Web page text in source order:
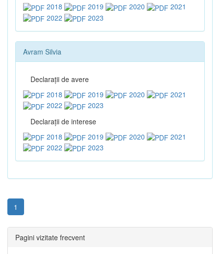
2018
2019 2020
2021
2022
2023
Avram Silvia
Declaraţii de avere
2018
2019 2020
2021
2022
2023
Declaraţii de interese
2018
2019 2020
2021
2022
2023
1
Pagini vizitate frecvent